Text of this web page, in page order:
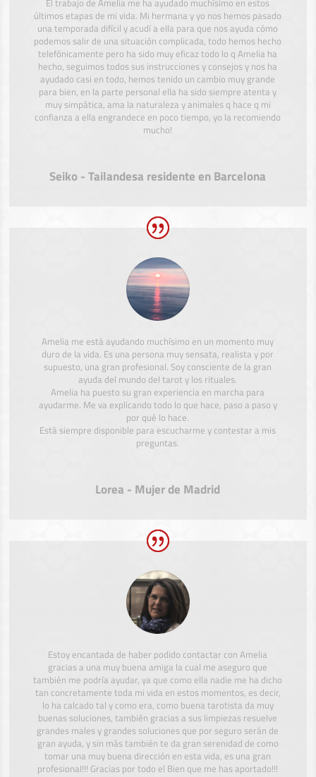
últimos etapas de mi vida. Mi hermana y yo nos hemos pasado
una temporada difícil y acudí a ella para que nos ayuda cómo
podemos salir de una situación complicada, todo hemos hecho
telefónicamente pero ha sido muy eficaz todo lo q Amelia ha
hecho, seguimos todos sus instrucciones y consejos y nos ha
ayudado casi en todo, hemos tenido un cambio muy grande
para bien, en la parte personal ella ha sido siempre atenta y
muy simpática, ama la naturaleza y animales q hace q mi
confianza a ella engrandece en poco tiempo, yo la recomiendo
mucho!
Seiko - Tailandesa residente en Barcelona
Amelia me está ayudando muchísimo en un momento muy
duro de la vida. Es una persona muy sensata, realista y por
supuesto, una gran profesional. Soy consciente de la gran
ayuda del mundo del tarot y los rituales.
Amelia ha puesto su gran experiencia en marcha para
ayudarme. Me va explicando todo lo que hace, paso a paso y
por qué lo hace.
Está siempre disponible para escucharme y contestar a mis
preguntas.
Lorea - Mujer de Madrid
Estoy encantada de haber podido contactar con Amelia
gracias a una muy buena amiga la cual me aseguro que
también me podría ayudar, ya que como ella nadie me ha dicho
tan concretamente toda mi vida en estos momentos, es decir,
lo ha calcado tal y como era, como buena tarotista da muy
buenas soluciones, también gracias a sus limpiezas resuelve
grandes males y grandes soluciones que por seguro serán de
gran ayuda, y sin más también te da gran serenidad de como
tomar una muy buena dirección en esta vida, es una gran
profesional!!! Gracias por todo el Bien que me has aportado!!!